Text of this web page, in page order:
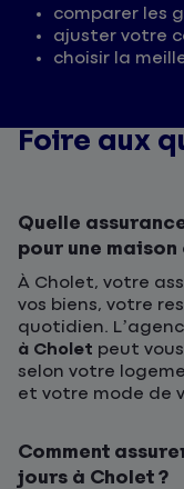
comparer les
ajuster votre
choisir la
Foire aux
Quelle
pour une
À Cholet, votre
vos biens, votre
quotidien.
à Cholet peut
selon votre
et votre mode de
Comment
jours à Cholet ?